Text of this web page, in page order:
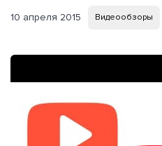
10 апреля 2015 Видеообзоры